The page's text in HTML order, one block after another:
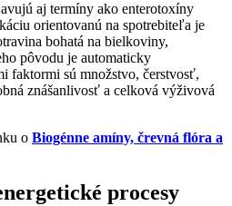
aj termíny ako enterotoxíny
orientovanú na spotrebiteľa je
bohatá na bielkoviny,
pôvodu je automaticky
faktormi sú množstvo, čerstvosť,
znášanlivosť a celková výživová
o Biogénne amíny, črevná flóra a
procesy